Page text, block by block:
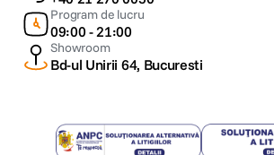
Program de lucru
09:00 - 21:00
Showroom
Bd-ul Unirii 64, Bucuresti